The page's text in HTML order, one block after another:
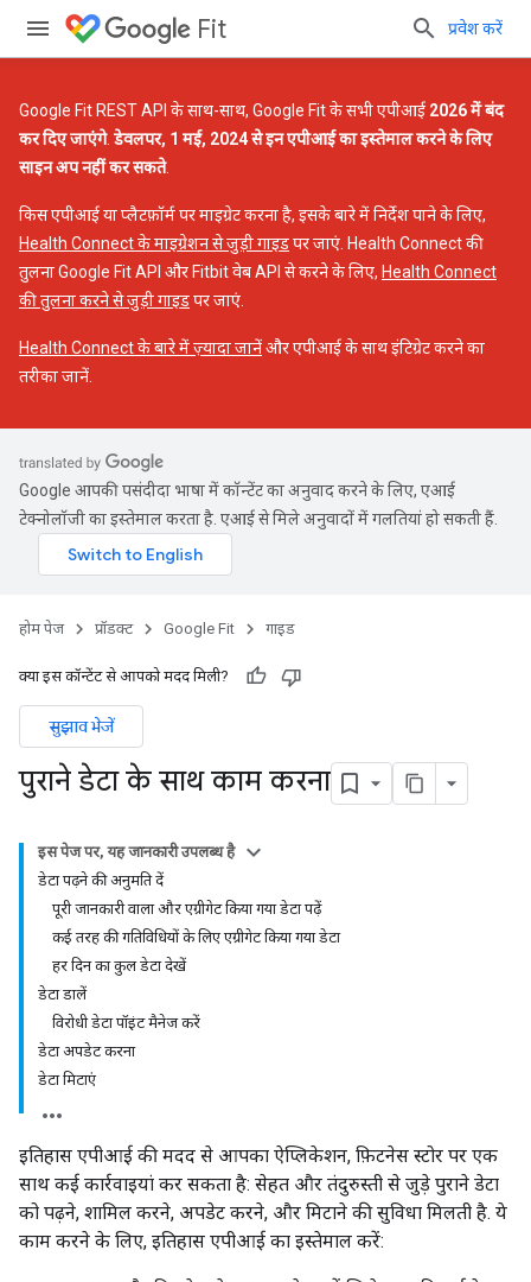
Fit प्रवेश करें
Google Fit REST API के साथ-साथ, Google Fit के सभी एपीआई 2026 में बंद
कर दिए जाएंगे. डेवलपर, 1 मई, 2024 से इन एपीआई का इस्तेमाल करने के लिए
साइन अप नहीं कर सकते.
किस एपीआई या प्लैटफ़ॉर्म पर माइग्रेट करना है, इसके बारे में निर्देश पाने के लिए,
Health Connect के माइग्रेशन से जुड़ी गाइडपर जाएं. Health Connect की
तुलना Google Fit API और Fitbit वेब API से करने के लिए, Health Connect
की तुलना करने से जुड़ी गाइडपर जाएं.
Health Connect के बारे में ज़्यादा जानेंऔर एपीआई के साथ इंटिग्रेट करने का
तरीका जानें.
Google आपकी पसंदीदा भाषा में कॉन्टेंट का अनुवाद करने के लिए, एआई
टेक्नोलॉजी का इस्तेमाल करता है. एआई से मिले अनुवादों में गलतियां हो सकती हैं.
होम पेज प्रॉडक्ट Google Fit गाइड
क्या इस कॉन्टेंट से आपको मदद मिली?
सुझाव भेजें
पुराने डेटा के साथ काम करना
इस पेज पर, यह जानकारी उपलब्ध है
डेटा पढ़ने की अनुमति दें
पूरी जानकारी वाला और एग्रीगेट किया गया डेटा पढ़ें
कई तरह की गतिविधियों के लिए एग्रीगेट किया गया डेटा
हर दिन का कुल डेटा देखें
डेटा डालें
विरोधी डेटा पॉइंट मैनेज करें
डेटा अपडेट करना
डेटा मिटाएं
इतिहास एपीआई की मदद से आपका ऐप्लिकेशन, फ़िटनेस स्टोर पर एक
साथ कई कार्रवाइयां कर सकता है: सेहत और तंदुरुस्ती से जुड़े पुराने डेटा
को पढ़ने, शामिल करने, अपडेट करने, और मिटाने की सुविधा मिलती है. ये
काम करने के लिए, इतिहास एपीआई का इस्तेमाल करें: